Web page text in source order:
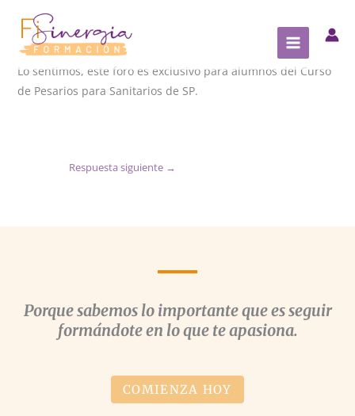
contenido
Lo sentimos, este foro es exclusivo para alumnos del Curso
de Pesarios para Sanitarios de SP.
Respuesta siguiente →
Porque sabemos lo importante que es seguir
formándote en lo que te apasiona.
COMIENZA HOY